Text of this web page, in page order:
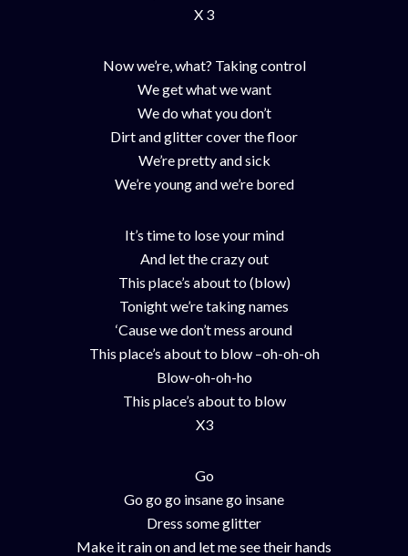
X 3
Now we’re, what? Taking control
We get what we want
We do what you don’t
Dirt and glitter cover the floor
We’re pretty and sick
We’re young and we’re bored
It’s time to lose your mind
And let the crazy out
This place’s about to (blow)
Tonight we’re taking names
‘Cause we don’t mess around
This place’s about to blow –oh-oh-oh
Blow-oh-oh-ho
This place’s about to blow
X3
Go
Go go go insane go insane
Dress some glitter
Make it rain on and let me see their hands